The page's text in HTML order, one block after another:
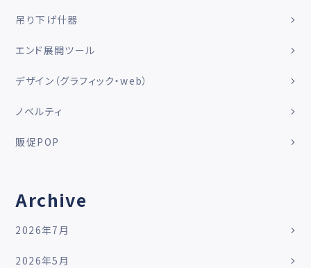
吊り下げ什器
エンド展開ツール
デザイン（グラフィック・web）
ノベルティ
販促POP
Archive
2026年7月
2026年5月